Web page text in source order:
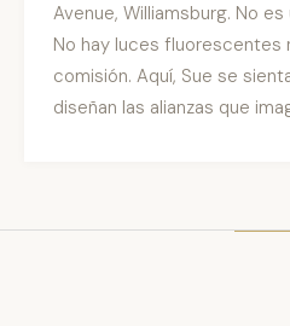
Avenue, Williamsburg. No
No hay luces fluorescentes
comisión. Aquí, Sue se
diseñan las alianzas que